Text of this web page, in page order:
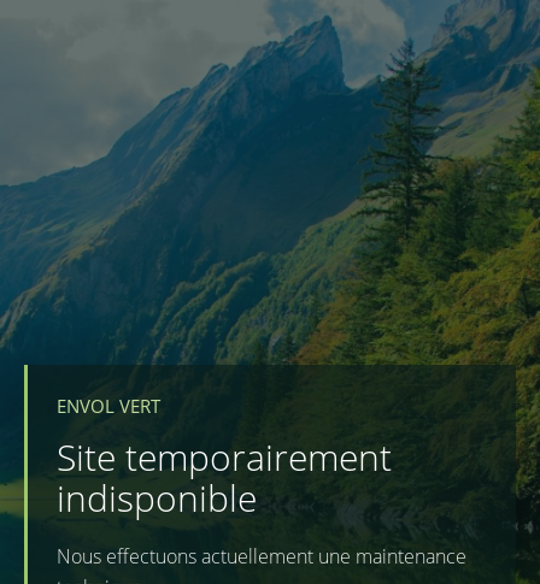
ENVOL VERT
Site temporairement
indisponible
Nous effectuons actuellement une maintenance